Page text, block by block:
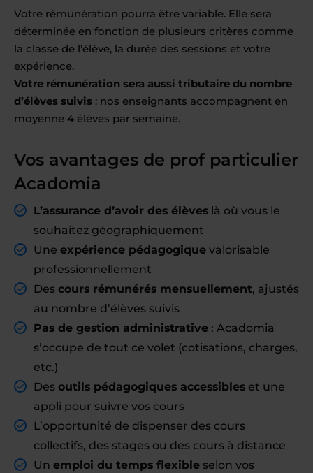
Votre rémunération pourra être variable. Elle sera
déterminée en fonction de plusieurs critères comme
la classe de l’élève, la durée des sessions et votre
expérience.
Votre rémunération sera aussi tributaire du nombre
d’élèves suivis : nos enseignants accompagnent en
moyenne 4 élèves par semaine.
Vos avantages de prof particulier
Acadomia
L’assurance d’avoir des élèves là où vous le
souhaitez géographiquement
Une expérience pédagogique valorisable
professionnellement
Des cours rémunérés mensuellement, ajustés
au nombre d’élèves suivis
Pas de gestion administrative : Acadomia
s’occupe de tout ce volet (cotisations, charges,
etc.)
Des outils pédagogiques accessibles et une
appli pour suivre vos cours
L’opportunité de dispenser des cours
collectifs, des stages ou des cours à distance
Un emploi du temps flexible selon vos